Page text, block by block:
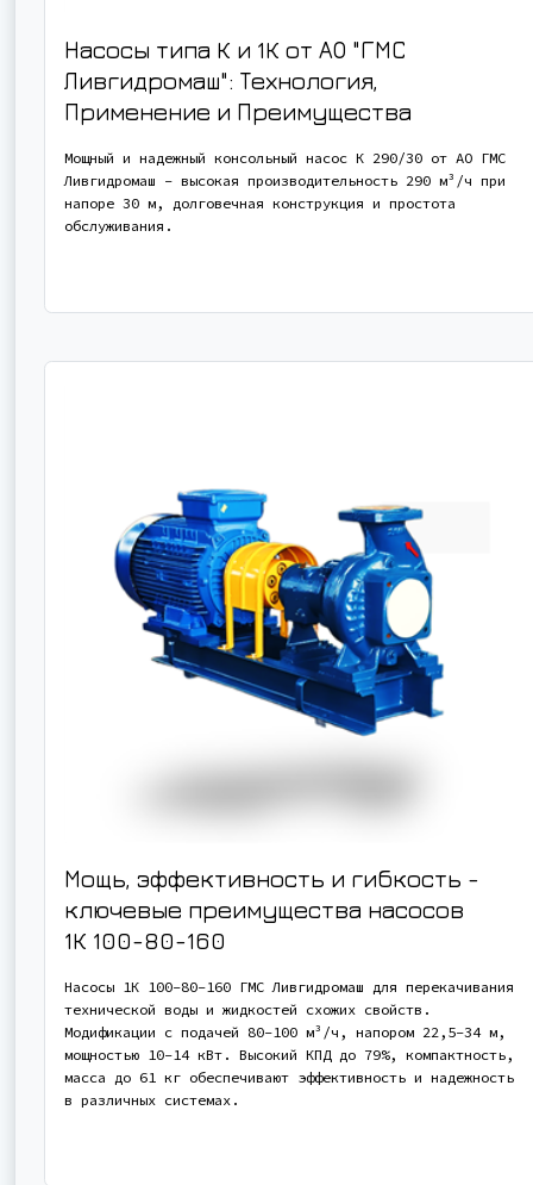
Насосы типа К и 1К от АО "ГМС
Ливгидромаш": Технология,
Применение и Преимущества
Мощный и надежный консольный насос К 290/30 от АО ГМС
Ливгидромаш - высокая производительность 290 м³/ч при
напоре 30 м, долговечная конструкция и простота
обслуживания.
Мощь, эффективность и гибкость -
ключевые преимущества насосов
1К 100-80-160
Насосы 1К 100-80-160 ГМС Ливгидромаш для перекачивания
технической воды и жидкостей схожих свойств.
Модификации с подачей 80-100 м³/ч, напором 22,5-34 м,
мощностью 10-14 кВт. Высокий КПД до 79%, компактность,
масса до 61 кг обеспечивают эффективность и надежность
в различных системах.